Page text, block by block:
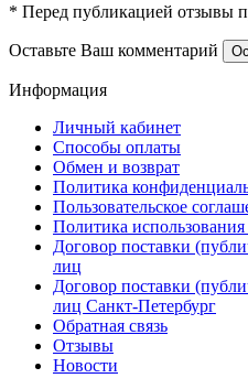
* Перед публикацией отзывы
Оставьте Ваш комментарий
Информация
Личный кабинет
Способы оплаты
Обмен и возврат
Политика
Пользовательское
Политика
Договор поставки
лиц
Договор поставки
лиц Санкт-Петербург
Обратная связь
Отзывы
Новости